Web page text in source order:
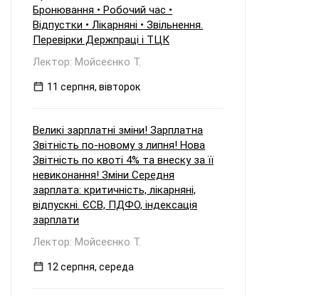
Бронювання • Робочий час •
Відпустки • Лікарняні • Звільнення.
Перевірки Держпраці і ТЦК
Лектор: Мойсеєнко Т.
11 серпня, вівторок
Великі зарплатні зміни! Зарплатна
Звітність по-новому з липня! Нова
Звітність по квоті 4% та внеску за її
невиконання! Зміни Середня
зарплата: критичність, лікарняні,
відпускні. ЄСВ, ПДФО, індексація
зарплати
Лектор: Мойсеєнко Т.
12 серпня, середа